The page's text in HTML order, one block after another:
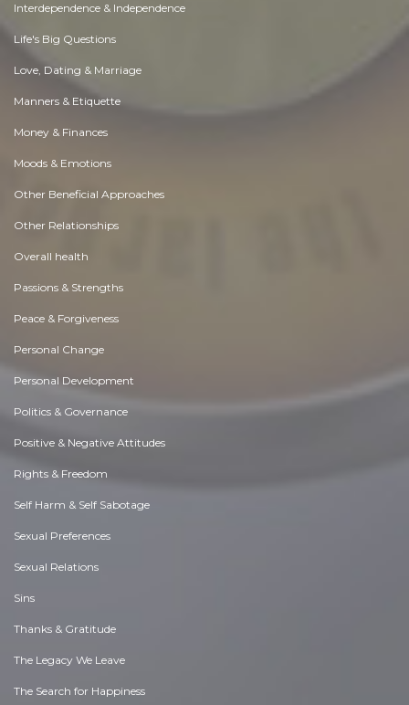
Interdependence & Independence
Life's Big Questions
Love, Dating & Marriage
Manners & Etiquette
Money & Finances
Moods & Emotions
Other Beneficial Approaches
Other Relationships
Overall health
Passions & Strengths
Peace & Forgiveness
Personal Change
Personal Development
Politics & Governance
Positive & Negative Attitudes
Rights & Freedom
Self Harm & Self Sabotage
Sexual Preferences
Sexual Relations
Sins
Thanks & Gratitude
The Legacy We Leave
The Search for Happiness